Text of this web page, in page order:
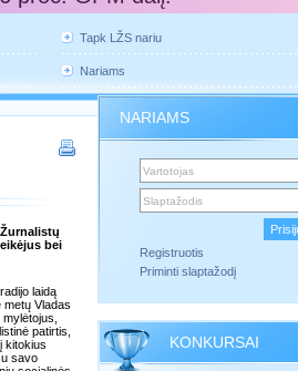
Tapk LŽS nariu
Nariams
bei
laidą
metų Vladas
patirtis,
kitokius
savo
NARIAMS
Registruotis
Priminti slaptažodį
KONKURSAI